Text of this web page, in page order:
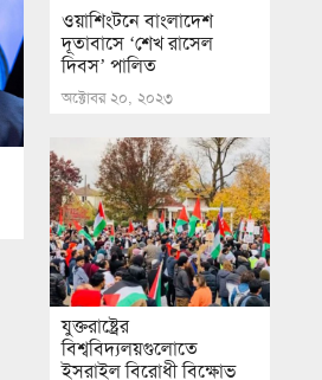
ওয়াশিংটনে বাংলাদেশ
দূতাবাসে ‘শেখ রাসেল
দিবস’ পালিত
অক্টোবর ২০, ২০২৩
যুক্তরাষ্ট্রের
বিশ্ববিদ্যলয়গুলোতে
ইসরাইল বিরোধী বিক্ষোভ